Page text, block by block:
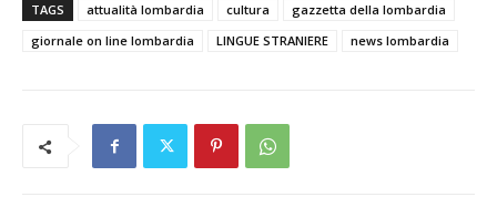
TAGS attualità lombardia cultura
gazzetta della lombardia
giornale on line lombardia
LINGUE STRANIERE news lombardia